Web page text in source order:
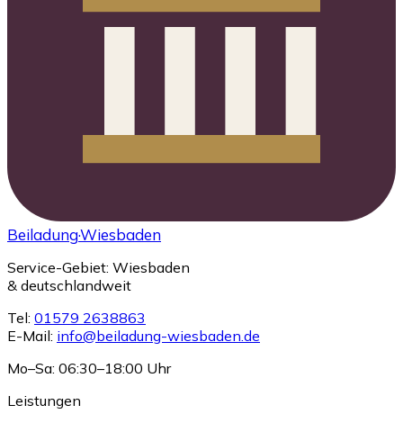
Beiladung·Wiesbaden
Service-Gebiet: Wiesbaden
& deutschlandweit
Tel: 01579 2638863
E-Mail: info@beiladung-wiesbaden.de
Mo–Sa: 06:30–18:00 Uhr
Leistungen